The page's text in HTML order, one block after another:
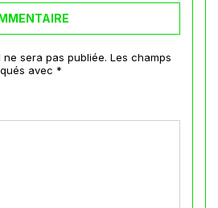
sera pas publiée. Les champs
avec *